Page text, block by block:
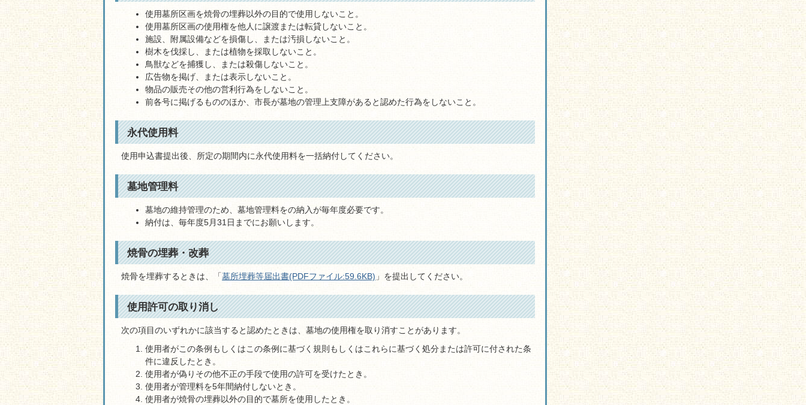
使用墓所区画を焼骨の埋葬以外の目的で使用しないこと。
使用墓所区画の使用権を他人に譲渡または転貸しないこと。
施設、附属設備などを損傷し、または汚損しないこと。
樹木を伐採し、または植物を採取しないこと。
鳥獣などを捕獲し、または殺傷しないこと。
広告物を掲げ、または表示しないこと。
物品の販売その他の営利行為をしないこと。
前各号に掲げるもののほか、市長が墓地の管理上支障があると認めた行為をしないこと。
永代使用料
使用申込書提出後、所定の期間内に永代使用料を一括納付してください。
墓地管理料
墓地の維持管理のため、墓地管理料をの納入が毎年度必要です。
納付は、毎年度5月31日までにお願いします。
焼骨の埋葬・改葬
焼骨を埋葬するときは、「墓所埋葬等届出書(PDFファイル:59.6KB) 」を提出してください。
使用許可の取り消し
次の項目のいずれかに該当すると認めたときは、墓地の使用権を取り消すことがあります。
使用者がこの条例もしくはこの条例に基づく規則もしくはこれらに基づく処分または許可に付された条
件に違反したとき。
使用者が偽りその他不正の手段で使用の許可を受けたとき。
使用者が管理料を5年間納付しないとき。
使用者が焼骨の埋葬以外の目的で墓所を使用したとき。